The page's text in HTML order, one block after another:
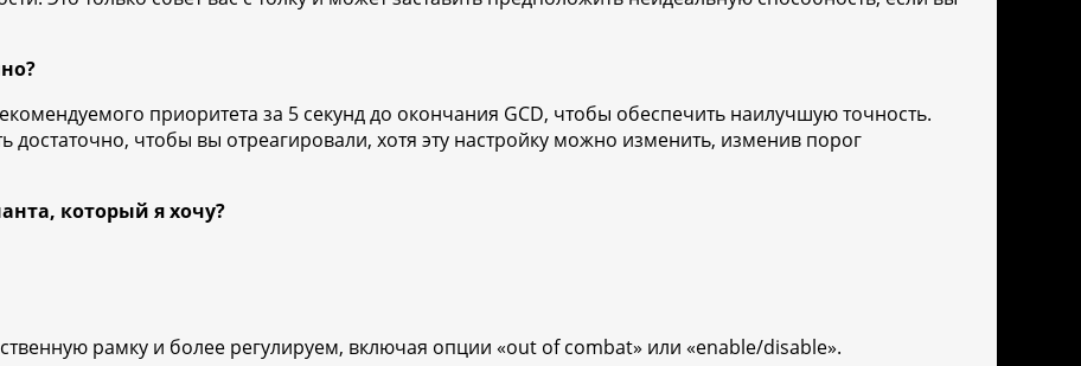
приоритета за 5 секунд до окончания GCD, чтобы обеспечить наилучшую точность.
достаточно, чтобы вы отреагировали, хотя эту настройку можно изменить, изменив порог
который я хочу?
рамку и более регулируем, включая опции «out of combat» или «enable/disable».